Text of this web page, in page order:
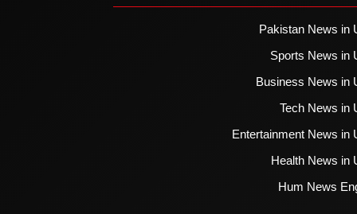
Pakistan News in
Sports News in
Business News in
Tech News in
Entertainment News in
Health News in
Hum News